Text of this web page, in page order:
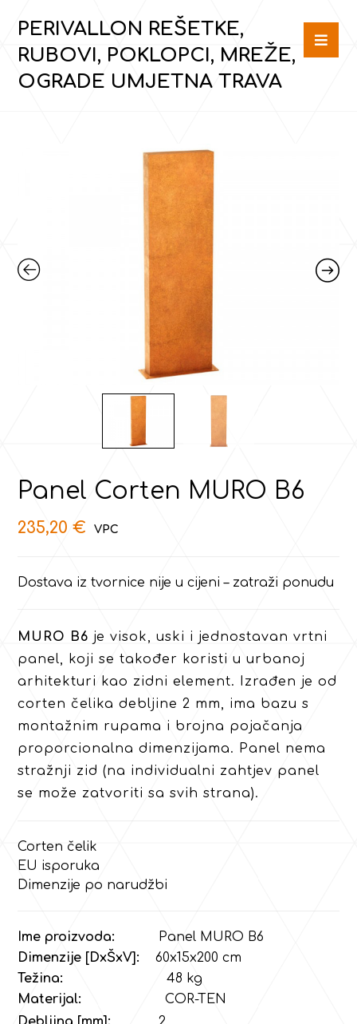
PERIVALLON REŠETKE,
RUBOVI, POKLOPCI, MREŽE,
OGRADE UMJETNA TRAVA
Panel Corten MURO B6
235,20€
Dostava iz tvornice nije u cijeni – zatraži ponudu
MURO B6 je visok, uski i jednostavan vrtni
panel, koji se također koristi u urbanoj
arhitekturi kao zidni element. Izrađen je od
corten čelika debljine 2 mm, ima bazu s
montažnim rupama i brojna pojačanja
proporcionalna dimenzijama. Panel nema
stražnji zid (na individualni zahtjev panel
se može zatvoriti sa svih strana).
Corten čelik
EU isporuka
Dimenzije po narudžbi
Ime proizvoda:
Panel MURO B6
Dimenzije [DxŠxV]: 60x15x200 cm
Težina:
48 kg
Materijal:
COR-TEN